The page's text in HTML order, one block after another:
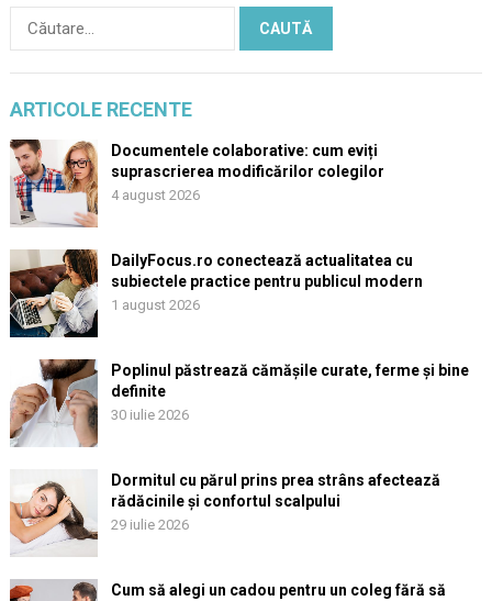
Caută
ARTICOLE RECENTE
Documentele colaborative: cum eviți
suprascrierea modificărilor colegilor
4 august 2026
DailyFocus.ro conectează actualitatea cu
subiectele practice pentru publicul modern
1 august 2026
Poplinul păstrează cămășile curate, ferme și bine
definite
30 iulie 2026
Dormitul cu părul prins prea strâns afectează
rădăcinile și confortul scalpului
29 iulie 2026
Cum să alegi un cadou pentru un coleg fără să